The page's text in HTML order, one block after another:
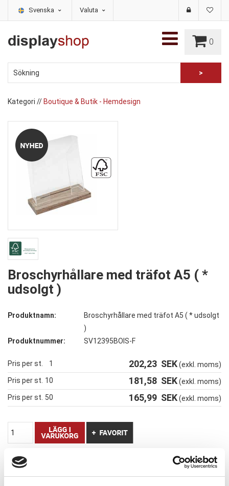
Svenska Valuta
0
Kategori // Boutique & Butik - Hemdesign
Broschyrhållare med träfot A5 ( *
udsolgt )
Produktnamn:
Broschyrhållare med träfot A5 ( * udsolgt
)
Produktnummer:
SV12395BOIS-F
Pris per st. 1 202,23 SEK(exkl. moms)
Pris per st. 10 181,58 SEK(exkl. moms)
Pris per st. 50 165,99 SEK(exkl. moms)
Broschyrhållare med träfot A5
• Tillverkad i PMMA och äkta trä.